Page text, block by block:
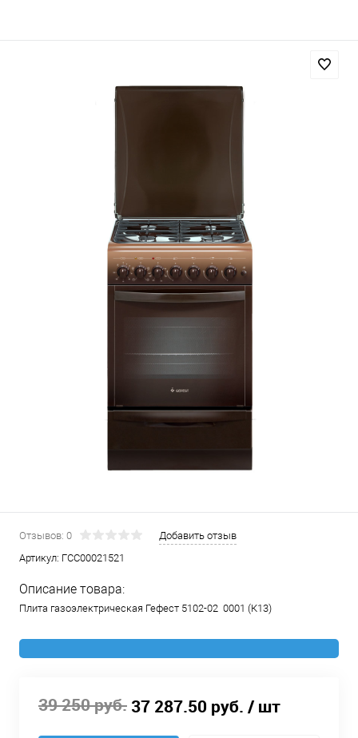
Отзывов: 0
Добавить отзыв
Артикул: ГСС00021521
Описание товара:
Плита газоэлектрическая Гефест 5102-02 0001 (К13)
39 250 руб. 37 287.50 руб. / шт